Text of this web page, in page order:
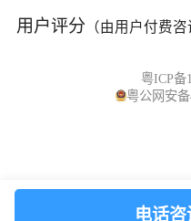
用户评分 （由用户付费咨
粤ICP备
粤公网安备
电话